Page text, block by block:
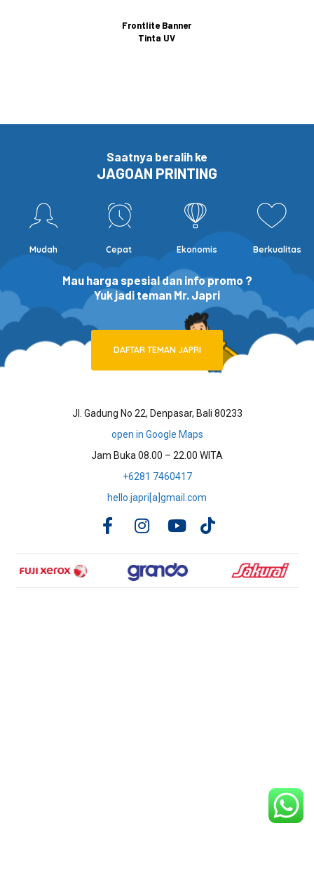
Frontlite Banner
Tinta UV
Saatnya beralih ke
JAGOAN PRINTING
Mudah Cepat Ekonomis Berkualitas
Mau harga spesial dan info promo ?
Yuk jadi teman Mr. Japri
DAFTAR TEMAN JAPRI
Jl. Gadung No 22, Denpasar, Bali 80233
open in Google Maps
Jam Buka 08.00 – 22.00 WITA
+6281 7460417
hello.japri[a]gmail.com